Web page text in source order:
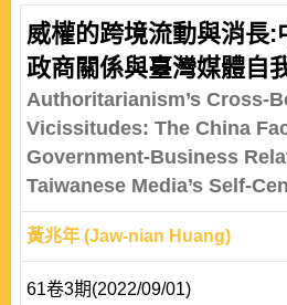
威權的跨境流動與消長:
政商關係與臺灣媒體自
Authoritarianism’s Cross-
Vicissitudes: The China
Government-Business
Taiwanese Media’s Self-
黃兆年 (Jaw-nian Huang)
61卷3期(2022/09/01)